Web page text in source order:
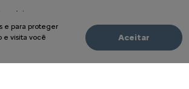
Simulador de Financiamento
e para proteger
e visita você
Aceitar